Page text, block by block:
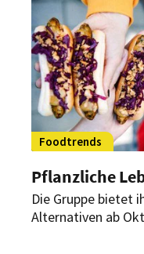
Foodtrends
Pflanzliche
Die Gruppe bietet
Alternativen ab